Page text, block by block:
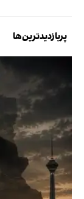
پربازدیدترین‌ها